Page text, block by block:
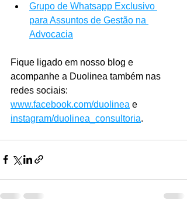
Grupo de Whatsapp Exclusivo
para Assuntos de Gestão na
Advocacia
Fique ligado em nosso blog e
acompanhe a Duolinea também nas
redes sociais:
www.facebook.com/duolinea e
instagram/duolinea_consultoria.